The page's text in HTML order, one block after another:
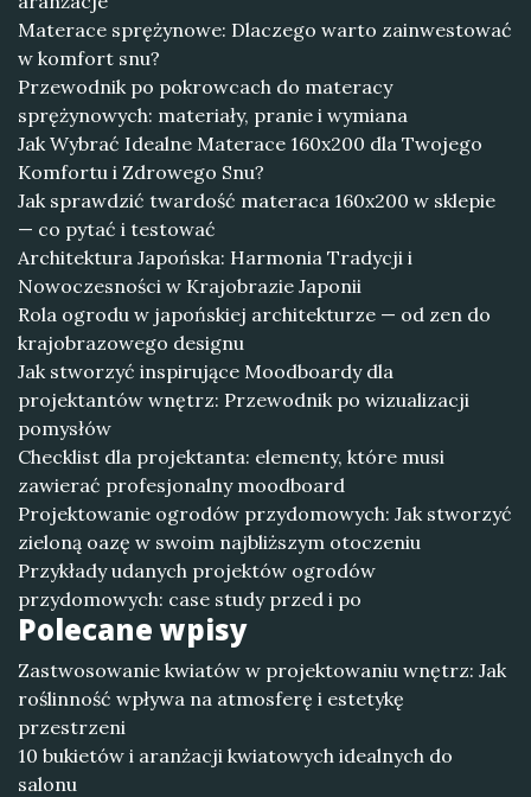
Materace sprężynowe: Dlaczego warto zainwestować
w komfort snu?
Przewodnik po pokrowcach do materacy
sprężynowych: materiały, pranie i wymiana
Jak Wybrać Idealne Materace 160x200 dla Twojego
Komfortu i Zdrowego Snu?
Jak sprawdzić twardość materaca 160x200 w sklepie
— co pytać i testować
Architektura Japońska: Harmonia Tradycji i
Nowoczesności w Krajobrazie Japonii
Rola ogrodu w japońskiej architekturze — od zen do
krajobrazowego designu
Jak stworzyć inspirujące Moodboardy dla
projektantów wnętrz: Przewodnik po wizualizacji
pomysłów
Checklist dla projektanta: elementy, które musi
zawierać profesjonalny moodboard
Projektowanie ogrodów przydomowych: Jak stworzyć
zieloną oazę w swoim najbliższym otoczeniu
Przykłady udanych projektów ogrodów
przydomowych: case study przed i po
Polecane wpisy
Zastwosowanie kwiatów w projektowaniu wnętrz: Jak
roślinność wpływa na atmosferę i estetykę
przestrzeni
10 bukietów i aranżacji kwiatowych idealnych do
salonu